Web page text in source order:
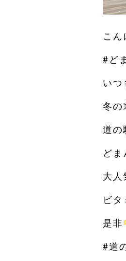
こん
#ど
いつ
冬の
道の
ど
大人
ビ
是非
#道